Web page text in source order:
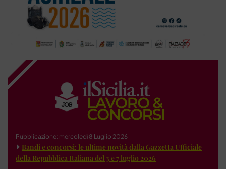
Pubblicazione: mercoledì 8 Luglio 2026
Bandi e concorsi: le ultime novità dalla Gazzetta Ufficiale
della Repubblica Italiana del 3 e 7 luglio 2026